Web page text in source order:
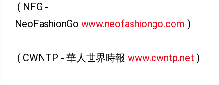
( NFG -
NeoFashionGo www.neofashiongo.com )
( CWNTP - 華人世界時報 www.cwntp.net )